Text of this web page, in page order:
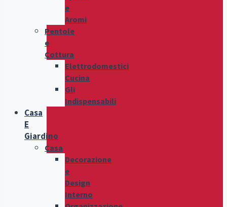
e
Aromi
Pentole
e
Cottura
Elettrodomestici
Cucina
Gli
Indispensabili
Casa
E
Giardino
Casa
Decorazione
e
Design
Interno